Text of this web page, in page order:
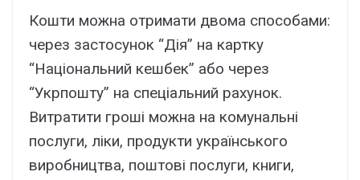
Кошти можна отримати двома способами:
через застосунок “Дія” на картку
“Національний кешбек” або через
“Укрпошту” на спеціальний рахунок.
Витратити гроші можна на комунальні
послуги, ліки, продукти українського
виробництва, поштові послуги, книги,